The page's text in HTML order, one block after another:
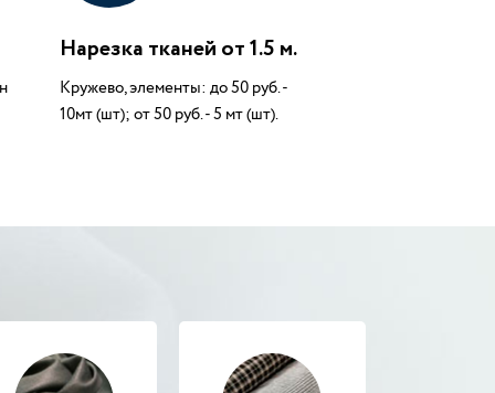
Нарезка тканей от 1.5 м.
Кружево, элементы: до 50 руб. -
10мт (шт); от 50 руб. - 5 мт (шт).